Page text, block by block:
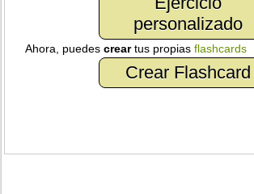
personalizado
Ahora, puedescreartus propiasflashcards
Crear Flashcard